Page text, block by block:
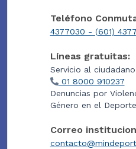
Teléfono
4377030 - (601)
Líneas gratuitas:
Servicio al
01 8000 910237
Denuncias por
Género en el
Correo